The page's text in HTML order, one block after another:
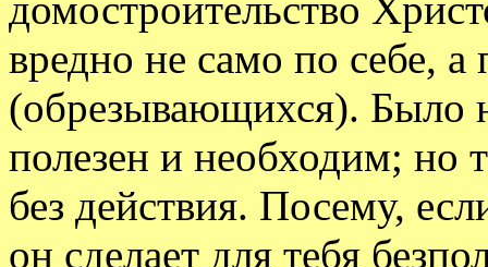
вредно не само по себе,
(обрезывающихся). Было
полезен и необходим; но
без действия. Посему,
он сделает для тебя